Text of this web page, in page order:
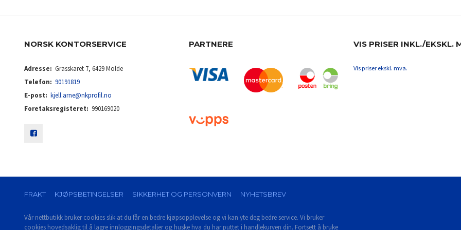
NORSK KONTORSERVICE
Adresse: Grasskaret 7, 6429 Molde
Telefon: 90191819
E-post: kjell.arne@nkprofil.no
Foretaksregisteret: 990169020
PARTNERE VIS PRISER INKL./EKSKL.
Vis priser ekskl. mva.
FRAKT KJØPSBETINGELSER SIKKERHET OG PERSONVERN NYHETSBREV
Vår nettbutikk bruker cookies slik at du får en bedre kjøpsopplevelse og vi kan yte deg bedre service. Vi bruker
cookies hovedsaklig til å lagre innloggingsdetaljer og huske hva du har puttet i handlekurven din. Fortsett å bruke